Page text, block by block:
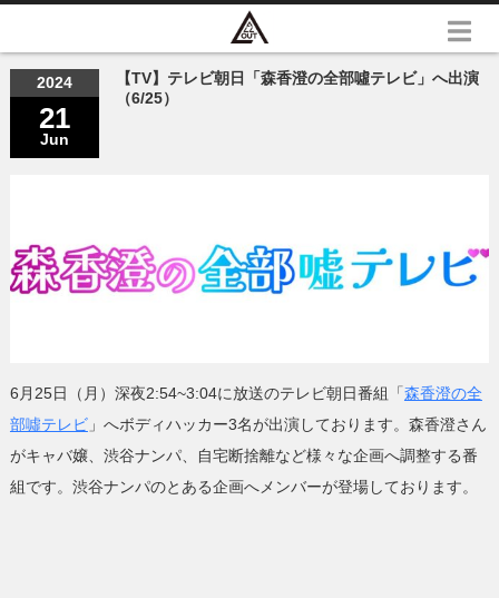
2024
21
Jun
【TV】テレビ朝日「森香澄の全部噓テレビ」へ出演
（6/25）
6月25日（月）深夜2:54~3:04に放送のテレビ朝日番組「森香澄の全
部噓テレビ」へボディハッカー3名が出演しております。森香澄さん
がキャバ嬢、渋谷ナンパ、自宅断捨離など様々な企画へ調整する番
組です。渋谷ナンパのとある企画へメンバーが登場しております。